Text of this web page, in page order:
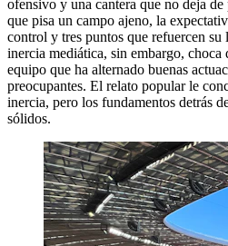
ofensivo y una cantera que no deja
que pisa un campo ajeno, la
control y tres puntos que refuercen su
inercia mediática, sin embargo, choca
equipo que ha alternado buenas
preocupantes. El relato popular le
inercia, pero los fundamentos detrás
sólidos.